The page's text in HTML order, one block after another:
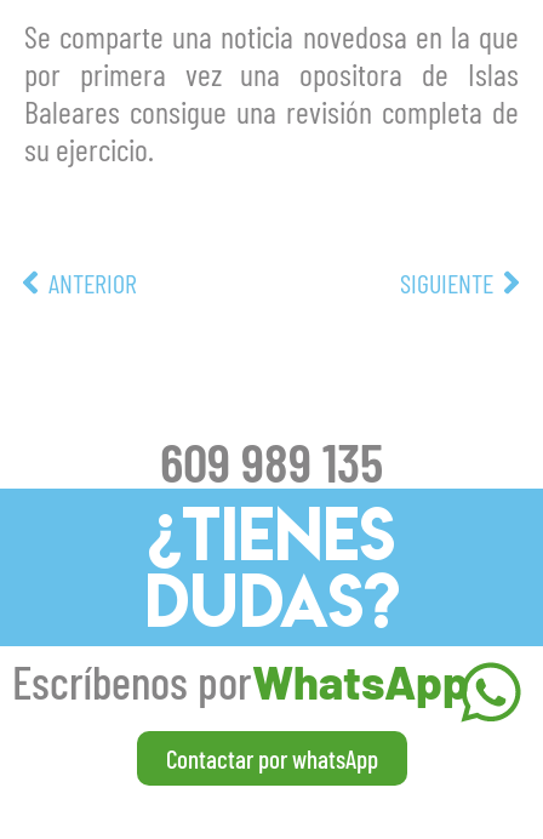
Se comparte una noticia novedosa en la que
por primera vez una opositora de Islas
Baleares consigue una revisión completa de
su ejercicio.
ANTERIOR SIGUIENTE
609 989 135
¿TIENES
DUDAS?
Escríbenos porWhatsApp
Contactar por whatsApp